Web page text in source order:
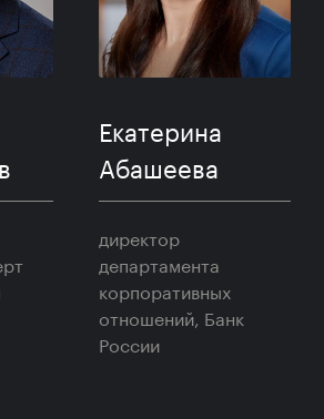
Андрей
Шаронов
генеральный
директор,
Национальный ESG
Альянс